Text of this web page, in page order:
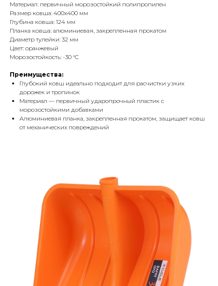
Материал: первичный морозостойкий полипропилен
Размер ковша: 400х400 мм
Глубина ковша: 124 мм
Планка ковша: алюминиевая, закрепленная прокатом
Диаметр тулейки: 32 мм
Цвет: оранжевый
Морозостойкость: -30 °C
Преимущества:
Глубокий ковш идеально подходит для расчистки узких
дорожек и тропинок
Материал — первичный ударопрочный пластик c
морозостойкими добавками
Алюминиевая планка, закрепленная прокатом, защищает ковш
от механических повреждений